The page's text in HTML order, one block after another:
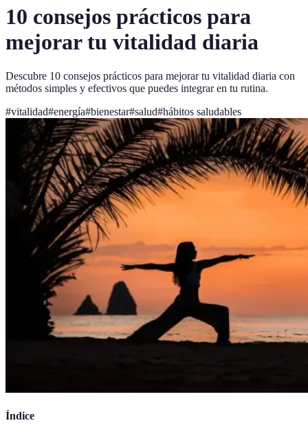
10 consejos prácticos para
mejorar tu vitalidad diaria
Descubre 10 consejos prácticos para mejorar tu vitalidad diaria con
métodos simples y efectivos que puedes integrar en tu rutina.
#vitalidad#energía#bienestar#salud#hábitos saludables
Índice